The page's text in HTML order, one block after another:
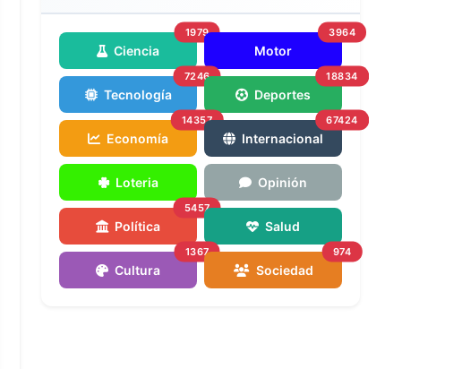
Ciencia
1979
Motor
3964
Tecnología
7246
Deportes
18834
Economía
14357
Internacional
67424
Loteria Opinión
Política
5457
Salud
Cultura
1367
Sociedad
974